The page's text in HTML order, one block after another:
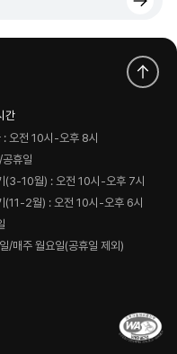
간
: 오전 10시-오후 8시
휴일
(3-10월) : 오전 10시-오후 7시
(11-2월) : 오전 10시-오후 6시
/매주 월요일(공휴일 제외)